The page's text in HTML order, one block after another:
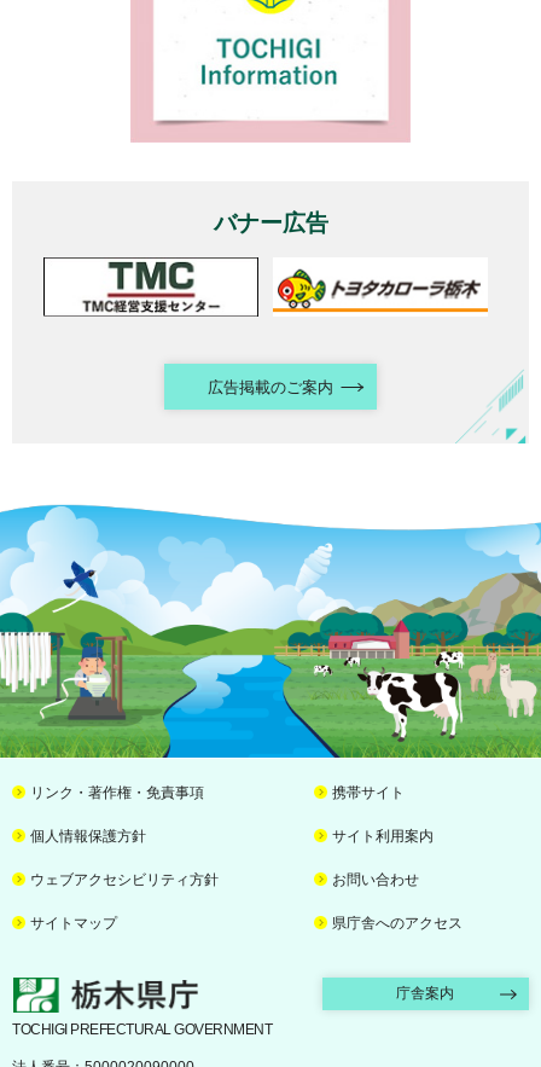
バナー広告
広告掲載のご案内
リンク・著作権・免責事項 携帯サイト
個人情報保護方針 サイト利用案内
ウェブアクセシビリティ方針 お問い合わせ
サイトマップ 県庁舎へのアクセス
栃木県庁 庁舎案内
TOCHIGI PREFECTURAL GOVERNMENT